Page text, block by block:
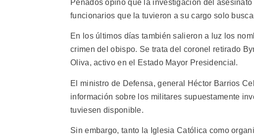
Penados opinó que la investigación del
funcionarios que la tuvieron a su cargo solo
En los últimos días también salieron a luz los
crimen del obispo. Se trata del coronel retirado
Oliva, activo en el Estado Mayor Presidencial.
El ministro de Defensa, general Héctor Barrios
información sobre los militares supuestamente
tuviesen disponible.
Sin embargo, tanto la Iglesia Católica como